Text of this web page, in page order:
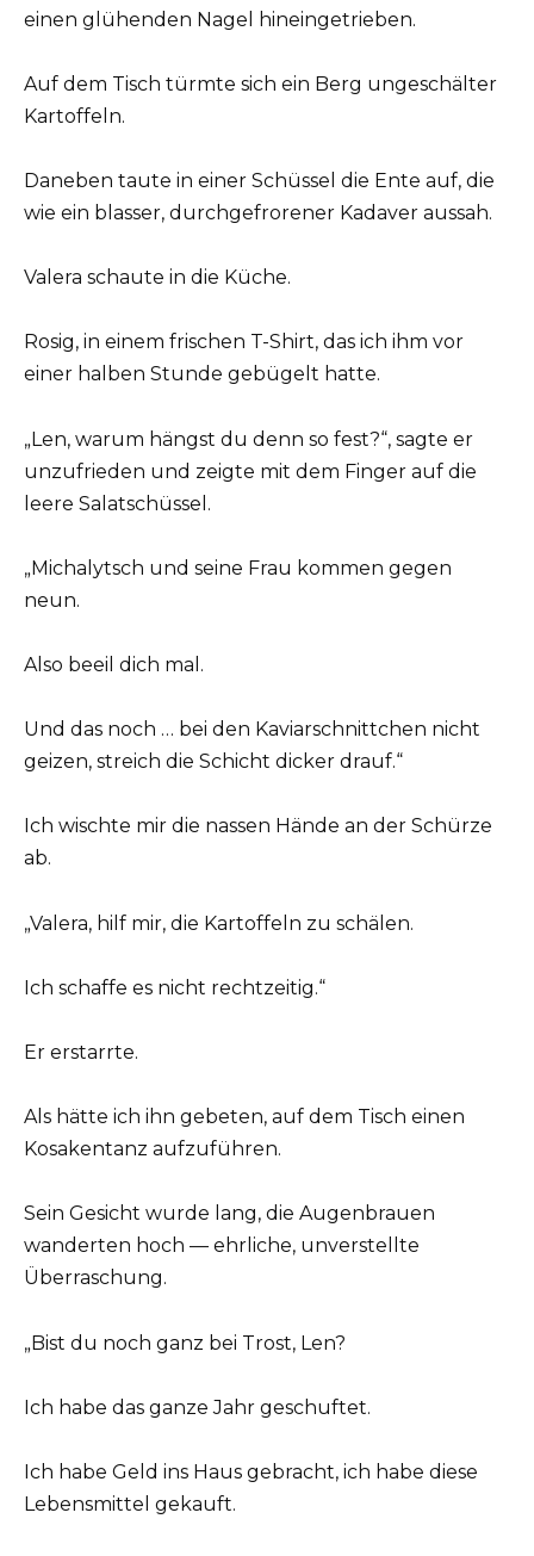
einen glühenden Nagel hineingetrieben.
Auf dem Tisch türmte sich ein Berg ungeschälter
Kartoffeln.
Daneben taute in einer Schüssel die Ente auf, die
wie ein blasser, durchgefrorener Kadaver aussah.
Valera schaute in die Küche.
Rosig, in einem frischen T-Shirt, das ich ihm vor
einer halben Stunde gebügelt hatte.
„Len, warum hängst du denn so fest?“, sagte er
unzufrieden und zeigte mit dem Finger auf die
leere Salatschüssel.
„Michalytsch und seine Frau kommen gegen
neun.
Also beeil dich mal.
Und das noch … bei den Kaviarschnittchen nicht
geizen, streich die Schicht dicker drauf.“
Ich wischte mir die nassen Hände an der Schürze
ab.
„Valera, hilf mir, die Kartoffeln zu schälen.
Ich schaffe es nicht rechtzeitig.“
Er erstarrte.
Als hätte ich ihn gebeten, auf dem Tisch einen
Kosakentanz aufzuführen.
Sein Gesicht wurde lang, die Augenbrauen
wanderten hoch — ehrliche, unverstellte
Überraschung.
„Bist du noch ganz bei Trost, Len?
Ich habe das ganze Jahr geschuftet.
Ich habe Geld ins Haus gebracht, ich habe diese
Lebensmittel gekauft.